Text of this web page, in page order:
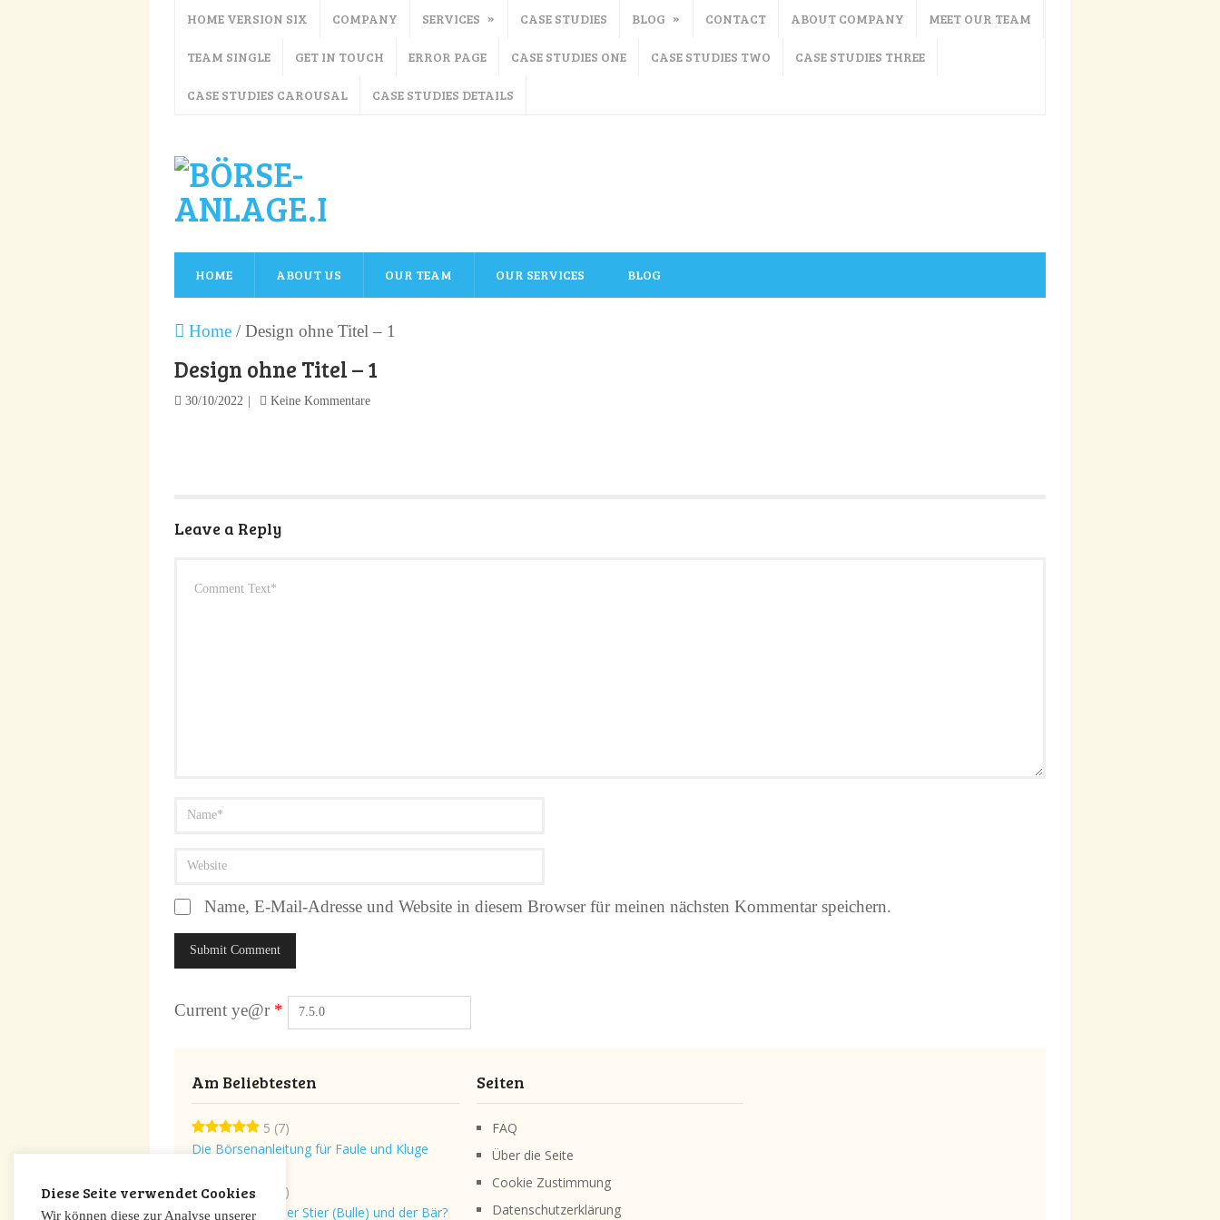
HOME VERSION SIX COMPANY SERVICES CASE STUDIES BLOG CONTACT ABOUT COMPANY MEET OUR TEAM
TEAM SINGLE GET IN TOUCH ERROR PAGE CASE STUDIES ONE CASE STUDIES TWO CASE STUDIES THREE
CASE STUDIES CAROUSAL CASE STUDIES DETAILS
HOME ABOUT US OUR TEAM OUR SERVICES BLOG
Home / Design ohne Titel – 1
Design ohne Titel – 1
30/10/2022 Keine Kommentare
Leave a Reply
Name, E-Mail-Adresse und Website in diesem Browser für meinen nächsten Kommentar speichern.
Current ye@r *
Am Beliebtesten
5 (7)
Die Börsenanleitung für Faule und Kluge
(6)
Was bedeuten der Stier (Bulle) und der Bär?
Seiten
FAQ
Über die Seite
Cookie Zustimmung
Datenschutzerklärung
Diese Seite verwendet Cookies
Wir können diese zur Analyse unserer